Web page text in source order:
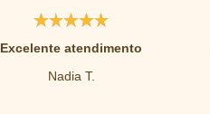
Excelente atendimento
Nadia T.